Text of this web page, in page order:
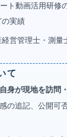
ト動画活用研
実績
営管理士・測量
て
身が現地を訪問
の追記、公開可